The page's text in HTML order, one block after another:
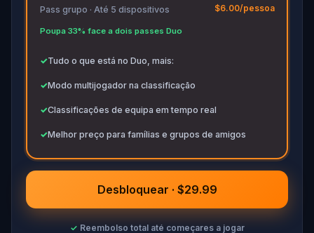
Pass grupo · Até 5 dispositivos
Poupa 33% face a dois passes Duo
$6.00/pessoa
✓Tudo o que está no Duo, mais:
✓Modo multijogador na classificação
✓Classificações de equipa em tempo real
✓Melhor preço para famílias e grupos de amigos
Desbloquear · $29.99
✓ Reembolso total até começares a jogar